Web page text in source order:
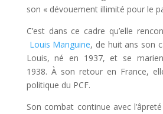
son « dévouement illimité pour le
C’est dans ce cadre qu’elle
Louis Manguine, de huit ans son
Louis, né en 1937, et se
1938. À son retour en France,
politique du PCF.
Son combat continue avec